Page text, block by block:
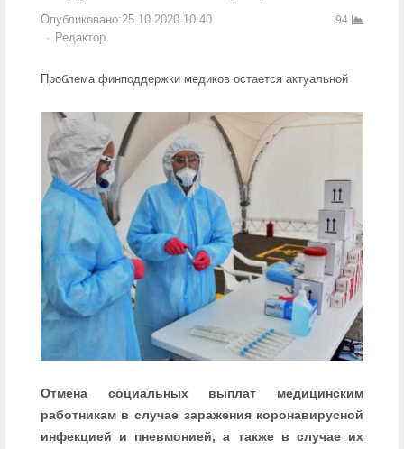
Опубликовано:25.10.2020 10:40
Author
Редактор
94
Проблема финподдержки медиков остается актуальной
Отмена социальных выплат медицинским
работникам в случае заражения коронавирусной
инфекцией и пневмонией, а также в случае их